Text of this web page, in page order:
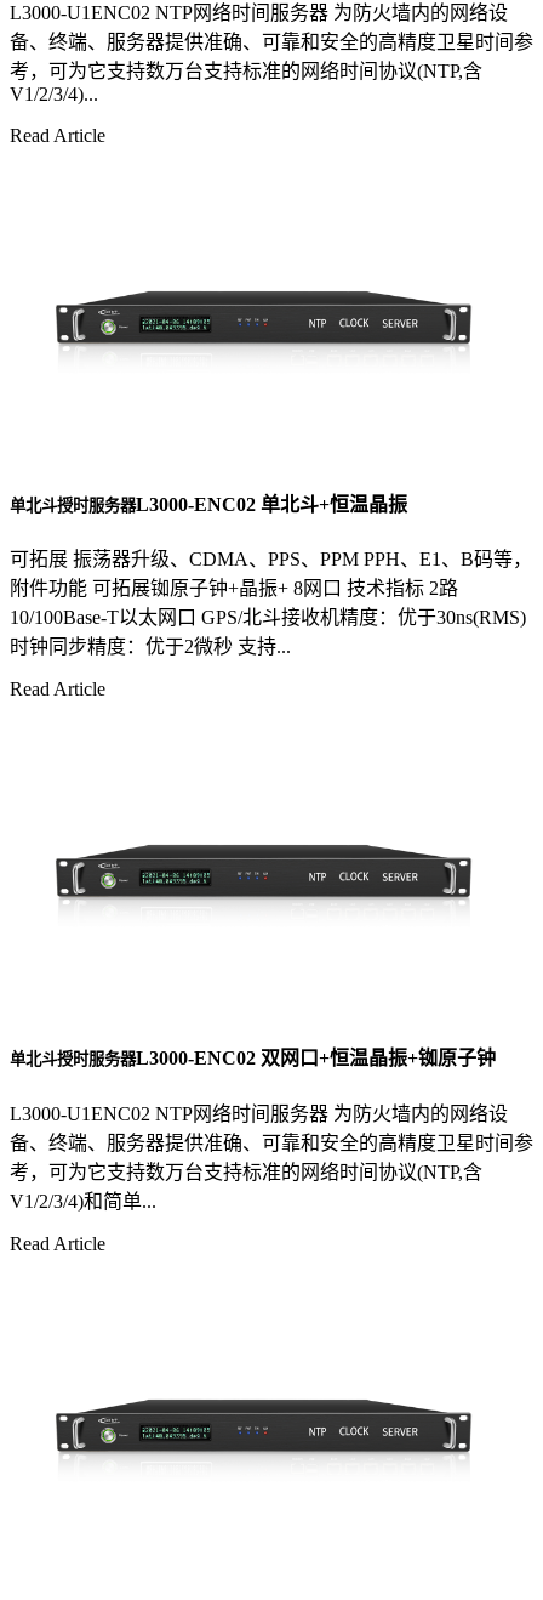
L3000-U1ENC02 NTP网络时间服务器 为防火墙内的网络设
备、终端、服务器提供准确、可靠和安全的高精度卫星时间参
考，可为它支持数万台支持标准的网络时间协议(NTP,含
V1/2/3/4)...
Read Article
单北斗授时服务器L3000-ENC02 单北斗+恒温晶振
可拓展 振荡器升级、CDMA、PPS、PPM PPH、E1、B码等，
附件功能 可拓展铷原子钟+晶振+ 8网口 技术指标 2路
10/100Base-T以太网口 GPS/北斗接收机精度：优于30ns(RMS)
时钟同步精度：优于2微秒 支持...
Read Article
单北斗授时服务器L3000-ENC02 双网口+恒温晶振+铷原子钟
L3000-U1ENC02 NTP网络时间服务器 为防火墙内的网络设
备、终端、服务器提供准确、可靠和安全的高精度卫星时间参
考，可为它支持数万台支持标准的网络时间协议(NTP,含
V1/2/3/4)和简单...
Read Article